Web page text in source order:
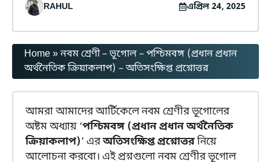
RAHUL এপ্রিল 24, 2025
Home»নবম শ্রেণী – ভূগোল – পশ্চিমবঙ্গ (প্রধান প্রধান
অর্থনৈতিক ক্রিয়াকলাপ) – অতিসংক্ষিপ্ত প্রশ্নোত্তর
আমরা আমাদের আর্টিকেলে নবম শ্রেণীর ভূগোলের
অষ্টম অধ্যায় ‘পশ্চিমবঙ্গ (প্রধান প্রধান অর্থনৈতিক
ক্রিয়াকলাপ)’ এরঅতিসংক্ষিপ্ত প্রশ্নোত্তরনিয়ে
আলোচনা করবো। এই প্রশ্নগুলো নবম শ্রেণীর ভূগোল